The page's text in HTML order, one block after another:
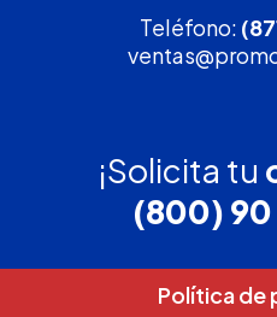
Teléfono:
¡Solicita tu
(800) 90
Política de